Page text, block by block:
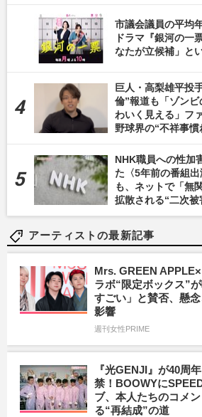
市議会議員の平均
ドラマ『銀河の一
なたが立候補」と
巨人・高梨雄平投
倫”報道も「ゾン
わいく見える」フ
野球界の“不祥事慣
NHK職員への性加
た〈5年前の番組
も、ネットで「無
拡散される“二次被
アーティストの最新記事
Mrs. GREEN
ラボ“限定ボックス”
すごい」と賛否、懸
影響
週刊女性PRIME
『光GENJI』が40周
禁！BOOWYに
ブ、本人たちのコメ
る“再結成”の道